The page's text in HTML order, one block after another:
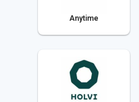
Anytime